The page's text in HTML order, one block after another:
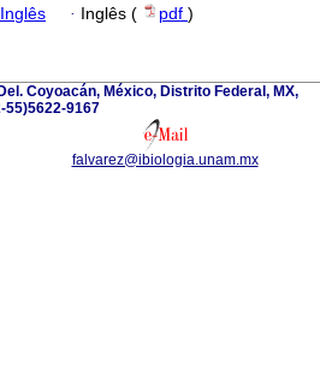
· Inglês ( pdf )
Coyoacán, México, Distrito Federal, MX,
55)5622-9167
falvarez@ibiologia.unam.mx